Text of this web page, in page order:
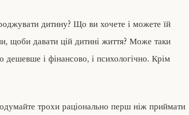
дитину? Що ви хочете і можете їй
щоби давати цій дитині життя? Може таки
і фінансово, і психологічно. Крім
трохи раціонально перш ніж приймати